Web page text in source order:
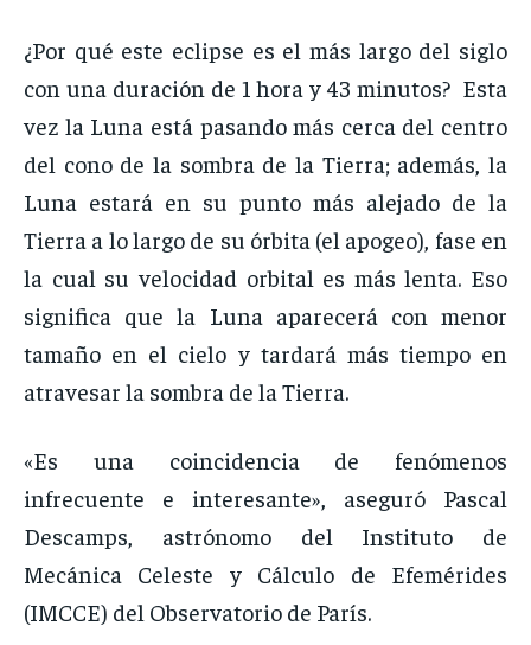
¿Por qué este eclipse es el más largo del siglo
con una duración de 1 hora y 43 minutos? Esta
vez la Luna está pasando más cerca del centro
del cono de la sombra de la Tierra; además, la
Luna estará en su punto más alejado de la
Tierra a lo largo de su órbita (el apogeo), fase en
la cual su velocidad orbital es más lenta. Eso
significa que la Luna aparecerá con menor
tamaño en el cielo y tardará más tiempo en
atravesar la sombra de la Tierra.
«Es una coincidencia de fenómenos
infrecuente e interesante», aseguró Pascal
Descamps, astrónomo del Instituto de
Mecánica Celeste y Cálculo de Efemérides
(IMCCE) del Observatorio de París.